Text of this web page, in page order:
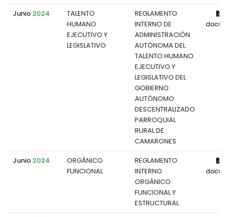
Junio 2024
TALENTO
HUMANO
EJECUTIVO Y
LEGISLATIVO
REGLAMENTO
INTERNO DE
ADMINISTRACIÓN
AUTÓNOMA DEL
TALENTO HUMANO
EJECUTIVO Y
LEGISLATIVO DEL
GOBIERNO
AUTÓNOMO
DESCENTRALIZADO
PARROQUIAL
RURAL DE
CAMARONES
Junio 2024
ORGÁNICO
FUNCIONAL
REGLAMENTO
INTERNO
ORGÁNICO
FUNCIONAL Y
ESTRUCTURAL